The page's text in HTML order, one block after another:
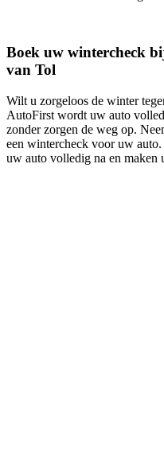
Boek uw wintercheck
van Tol
Wilt u zorgeloos de winter
AutoFirst wordt uw auto
zonder zorgen de weg op.
een wintercheck voor uw
uw auto volledig na en maken